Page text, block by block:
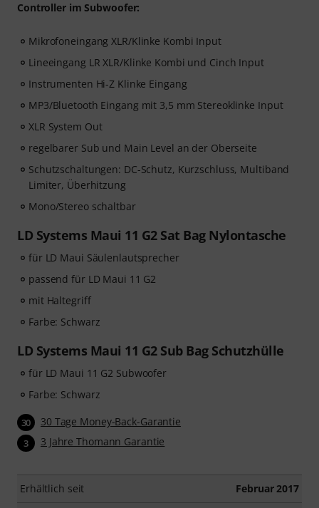
Controller im Subwoofer:
Mikrofoneingang XLR/Klinke Kombi Input
Lineeingang LR XLR/Klinke Kombi und Cinch Input
Instrumenten Hi-Z Klinke Eingang
MP3/Bluetooth Eingang mit 3,5 mm Stereoklinke Input
XLR System Out
regelbarer Sub und Main Level an der Oberseite
Schutzschaltungen: DC-Schutz, Kurzschluss, Multiband
Limiter, Überhitzung
Mono/Stereo schaltbar
LD Systems Maui 11 G2 Sat Bag Nylontasche
für LD Maui Säulenlautsprecher
passend für LD Maui 11 G2
mit Haltegriff
Farbe: Schwarz
LD Systems Maui 11 G2 Sub Bag Schutzhülle
für LD Maui 11 G2 Subwoofer
Farbe: Schwarz
30 30 Tage Money-Back-Garantie
3 3 Jahre Thomann Garantie
Erhältlich seit Februar 2017